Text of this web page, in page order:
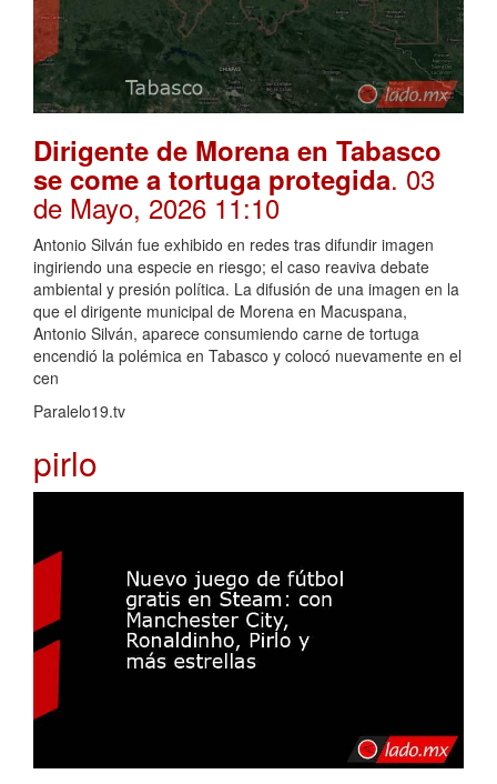
Dirigente de Morena en Tabasco
se come a tortuga protegida. 03
de Mayo, 2026 11:10
Antonio Silván fue exhibido en redes tras difundir imagen
ingiriendo una especie en riesgo; el caso reaviva debate
ambiental y presión política. La difusión de una imagen en la
que el dirigente municipal de Morena en Macuspana,
Antonio Silván, aparece consumiendo carne de tortuga
encendió la polémica en Tabasco y colocó nuevamente en el
cen
Paralelo19.tv
pirlo